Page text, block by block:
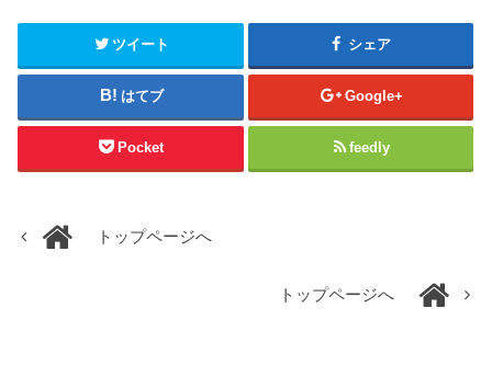
ツイート シェア
はてブ Google+
Pocket feedly
トップページへ
トップページへ